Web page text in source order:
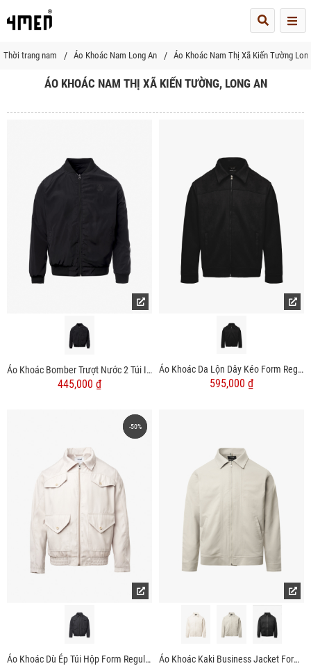
Thời trang nam Áo Khoác Nam Long An Áo Khoác Nam Thị Xã Kiến Tường
ÁO KHOÁC NAM THỊ XÃ KIẾN TƯỜNG, LONG AN
Áo Khoác Bomber Trượt Nước 2 Túi In Logo Form Regular AK066
445,000 ₫
Áo Khoác Da Lộn Dây Kéo Form Regular AK079
595,000 ₫
-50%
-50%
Áo Khoác Dù Ép Túi Hộp Form Regular AK065 Áo Khoác Kaki Business Jacket Form Regular AK062